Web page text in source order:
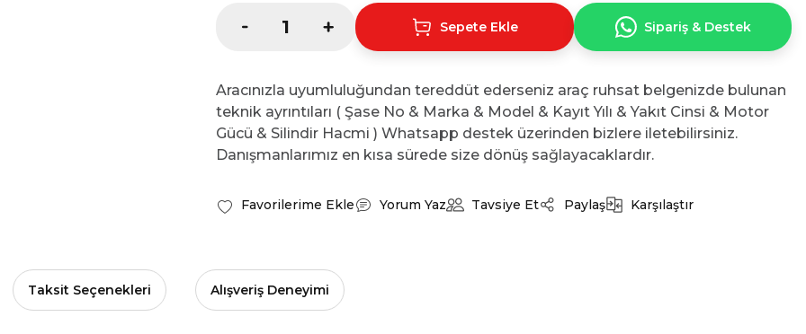
Sepete Ekle Sipariş & Destek
Aracınızla uyumluluğundan tereddüt ederseniz araç ruhsat belgenizde bulunan
teknik ayrıntıları ( Şase No & Marka & Model & Kayıt Yılı & Yakıt Cinsi & Motor
Gücü & Silindir Hacmi ) Whatsapp destek üzerinden bizlere iletebilirsiniz.
Danışmanlarımız en kısa sürede size dönüş sağlayacaklardır.
Yorum Yaz Tavsiye Et Paylaş Karşılaştır
Taksit Seçenekleri Alışveriş Deneyimi